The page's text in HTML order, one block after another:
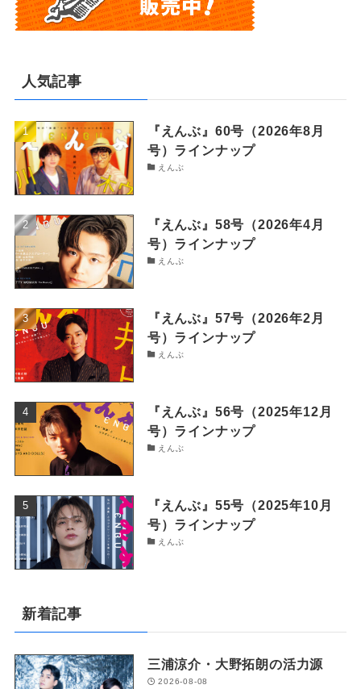
人気記事
『えんぶ』60号（2026年8月
号）ラインナップ
えんぶ
『えんぶ』58号（2026年4月
号）ラインナップ
えんぶ
『えんぶ』57号（2026年2月
号）ラインナップ
えんぶ
『えんぶ』56号（2025年12月
号）ラインナップ
えんぶ
『えんぶ』55号（2025年10月
号）ラインナップ
えんぶ
新着記事
三浦涼介・大野拓朗の活力源
2026-08-08